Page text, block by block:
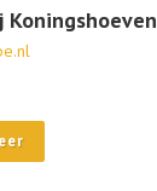
Koningshoeven